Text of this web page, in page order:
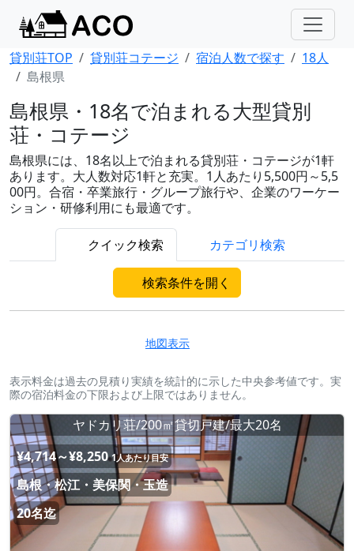
貸別荘TOP 貸別荘コテージ 宿泊人数で探す
18人
島根県
島根県・18名で泊まれる大型貸別
荘・コテージ
島根県には、18名以上で泊まれる貸別荘・コテージが1軒
あります。大人数対応1軒と充実。1人あたり5,500円～5,5
00円。合宿・卒業旅行・グループ旅行や、企業のワーケー
ション・研修利用にも最適です。
クイック検索 カテゴリ検索
検索条件を開く
地図表示
表示料金は過去の見積り実績を統計的に示した中央参考値です。実
際の宿泊料金の下限および上限ではありません。
ヤドカリ荘/200㎡貸切戸建/最大20名
¥4,714～¥8,250 1人あたり目安
島根・松江・美保関・玉造
20名迄